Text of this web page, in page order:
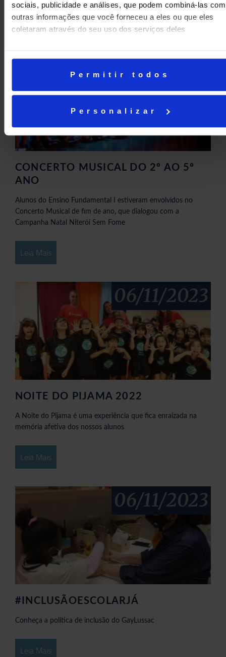
sociais, publicidade e análises, que podem combiná-las com
outras informações que você forneceu a eles ou que eles
coletaram através do seu uso dos serviços deles
Permitir todos
Personalizar
Leia Mais
CONCERTO MUSICAL DO 2º AO 5º
ANO
06/11/2023
Alunos do Ensino Fundamental I estiveram envolvidos no
Concerto Musical de fim de ano, que dialogou com a
Campanha Natal Niterói Sem Fome
Leia Mais
NOITE DO PIJAMA 2022
06/11/2023
A Noite do Pijama é uma experiência que fica enraizada na
memória afetiva dos nossos alunos
Leia Mais
#INCLUSÃOESCOLARJÁ
06/11/2023
Conheça a política de inclusão do GayLussac
Leia Mais